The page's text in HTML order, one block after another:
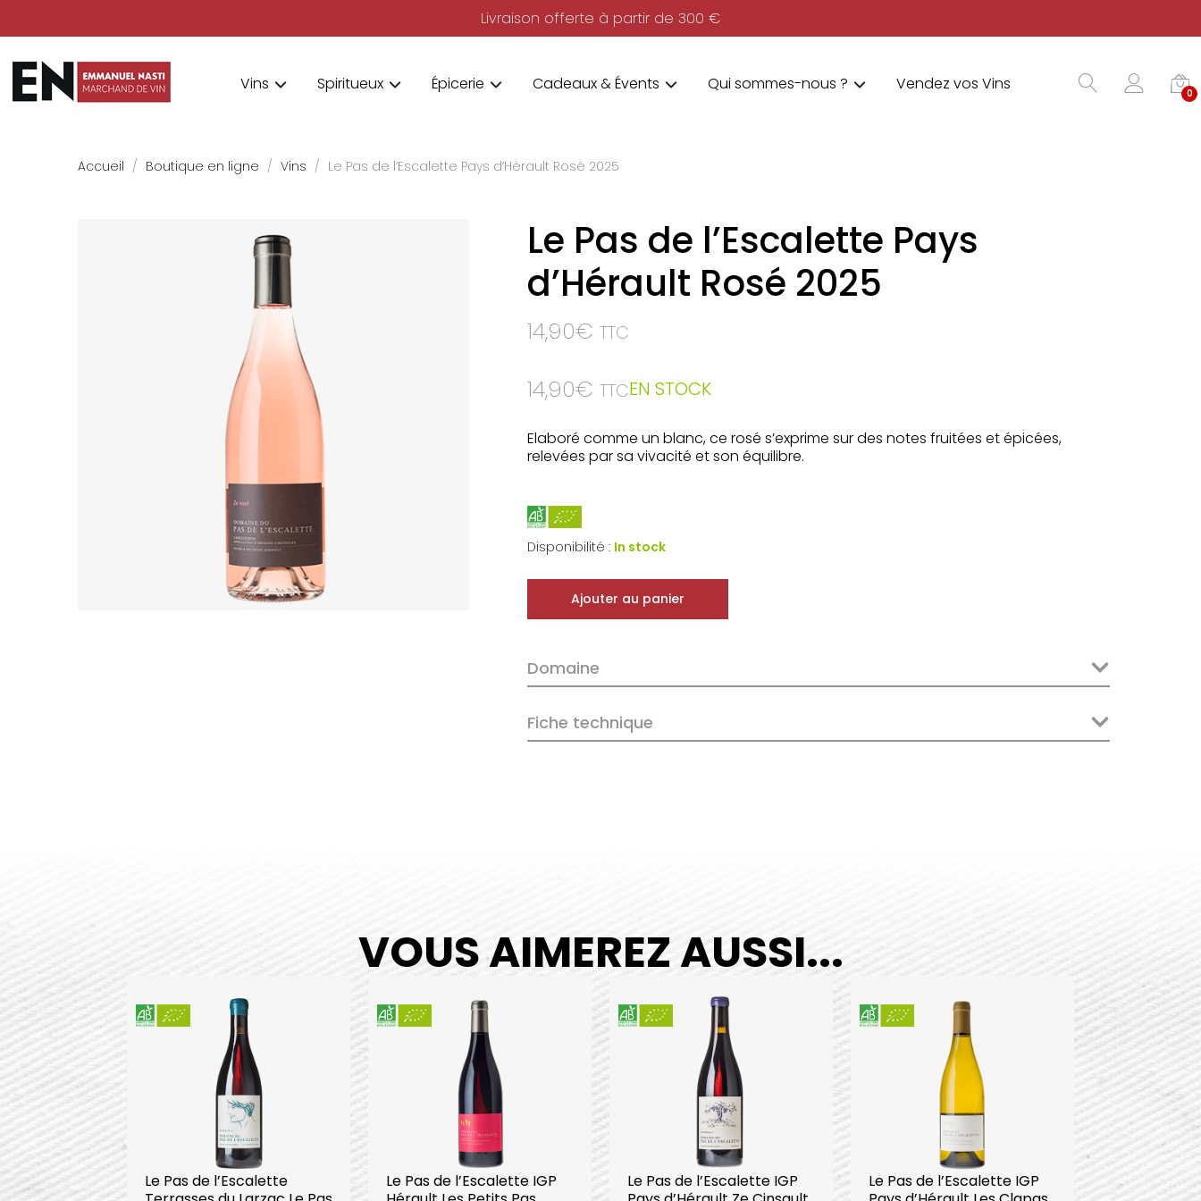
Livraison offerte à partir de 300 €
Vins Spiritueux Épicerie Cadeaux & Évents Qui sommes-nous ? Vendez vos Vins 0
Accueil Boutique en ligne Vins Le Pas de l’Escalette Pays d’Hérault Rosé 2025
Le Pas de l’Escalette Pays
d’Hérault Rosé 2025
14,90€ TTC
14,90€ TTCEN STOCK
Elaboré comme un blanc, ce rosé s’exprime sur des notes fruitées et épicées,
relevées par sa vivacité et son équilibre.
Disponibilité : In stock
Ajouter au panier
Domaine
Fiche technique
VOUS AIMEREZ AUSSI...
Le Pas de l’Escalette
Le Pas de l’Escalette IGP
Le Pas de l’Escalette IGP
Le Pas de l’Escalette IGP